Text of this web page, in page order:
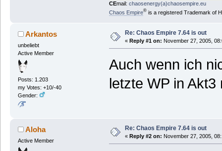
CEmail: chaosenergy(a)chaosempire.eu
Chaos Empire®is a registered Trademark of
Arkantos
unbeliebt
Active Member
Posts: 1.203
my Votes: +10/-40
Gender:
Re: Chaos Empire 7.64 is out
« Reply #1 on: November 27, 2005,
Auch wenn ich
letzte WP in Akt3
Aloha
Active Member
Re: Chaos Empire 7.64 is out
« Reply #2 on: November 27, 2005,